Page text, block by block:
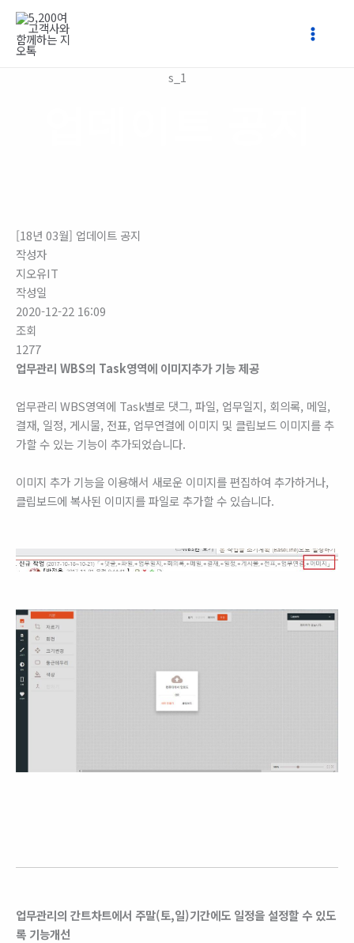
s_1
[18년 03월] 업데이트 공지
작성자
지오유IT
작성일
2020-12-22 16:09
조회
1277
업무관리 WBS의 Task영역에 이미지추가 기능 제공
업무관리 WBS영역에 Task별로 댓그, 파일, 업무일지, 회의록, 메일,
결재, 일정, 게시물, 전표, 업무연결에 이미지 및 클립보드 이미지를 추
가할 수 있는 기능이 추가되었습니다.
이미지 추가 기능을 이용해서 새로운 이미지를 편집하여 추가하거나,
클립보드에 복사된 이미지를 파일로 추가할 수 있습니다.
업무관리의 간트차트에서 주말(토,일)기간에도 일정을 설정할 수 있도
록 기능개선